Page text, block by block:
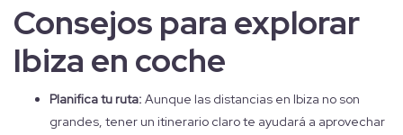
Consejos para explorar
Ibiza en coche
Planifica tu ruta: Aunque las distancias en Ibiza no son
grandes, tener un itinerario claro te ayudará a aprovechar